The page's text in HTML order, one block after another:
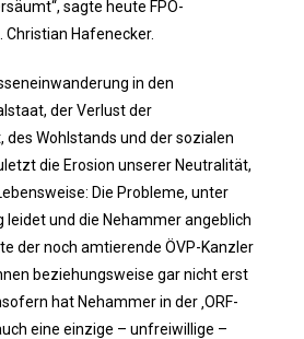
sagte heute FPÖ-
Christian Hafenecker.
in den
der Verlust der
Wohlstands und der sozialen
die Erosion unserer Neutralität,
Die Probleme, unter
leidet und die Nehammer angeblich
der noch amtierende ÖVP-Kanzler
beziehungsweise gar nicht erst
hat Nehammer in der ‚ORF-
eine einzige – unfreiwillige –